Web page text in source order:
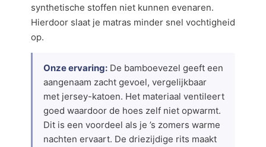
synthetische stoffen niet kunnen evenaren.
Hierdoor slaat je matras minder snel vochtigheid
op.
Onze ervaring: De bamboevezel geeft een
aangenaam zacht gevoel, vergelijkbaar
met jersey-katoen. Het materiaal ventileert
goed waardoor de hoes zelf niet opwarmt.
Dit is een voordeel als je ’s zomers warme
nachten ervaart. De driezijdige rits maakt